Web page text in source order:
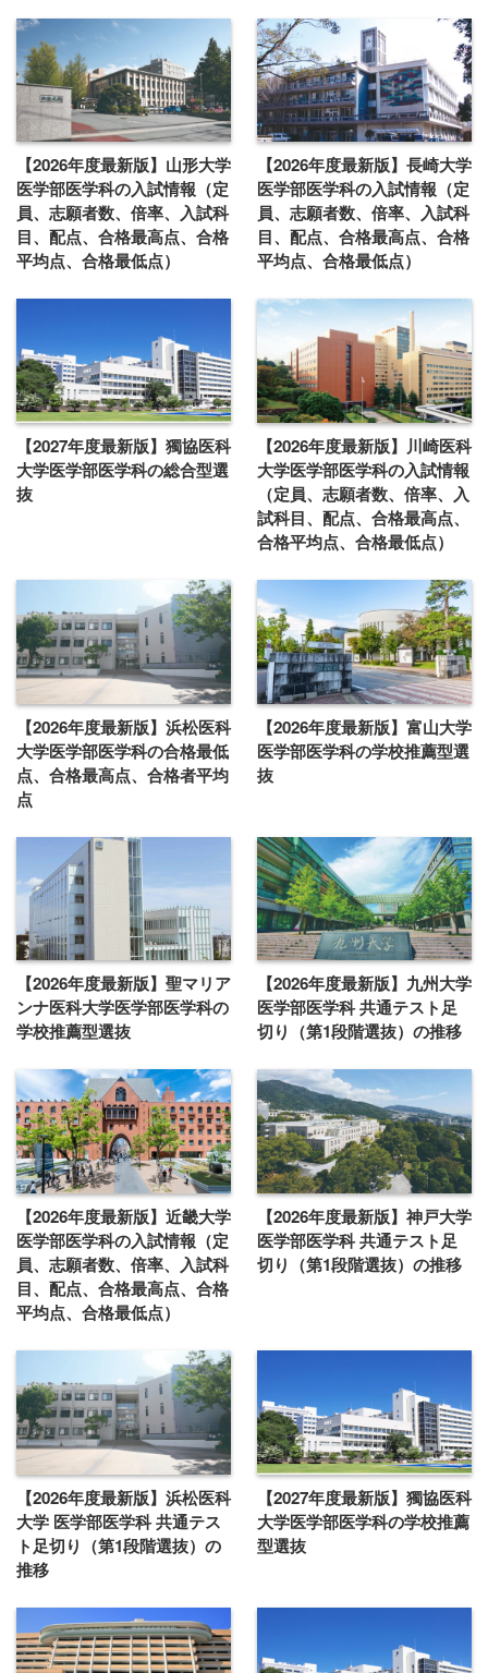
【2026年度最新版】山形大学
医学部医学科の入試情報（定
員、志願者数、倍率、入試科
目、配点、合格最高点、合格
平均点、合格最低点）
【2026年度最新版】長崎大学
医学部医学科の入試情報（定
員、志願者数、倍率、入試科
目、配点、合格最高点、合格
平均点、合格最低点）
【2027年度最新版】獨協医科
大学医学部医学科の総合型選
抜
【2026年度最新版】川崎医科
大学医学部医学科の入試情報
（定員、志願者数、倍率、入
試科目、配点、合格最高点、
合格平均点、合格最低点）
【2026年度最新版】浜松医科
大学医学部医学科の合格最低
点、合格最高点、合格者平均
点
【2026年度最新版】富山大学
医学部医学科の学校推薦型選
抜
【2026年度最新版】聖マリア
ンナ医科大学医学部医学科の
学校推薦型選抜
【2026年度最新版】九州大学
医学部医学科 共通テスト足
切り（第1段階選抜）の推移
【2026年度最新版】近畿大学
医学部医学科の入試情報（定
員、志願者数、倍率、入試科
目、配点、合格最高点、合格
平均点、合格最低点）
【2026年度最新版】神戸大学
医学部医学科 共通テスト足
切り（第1段階選抜）の推移
【2026年度最新版】浜松医科
大学 医学部医学科 共通テス
ト足切り（第1段階選抜）の
推移
【2027年度最新版】獨協医科
大学医学部医学科の学校推薦
型選抜